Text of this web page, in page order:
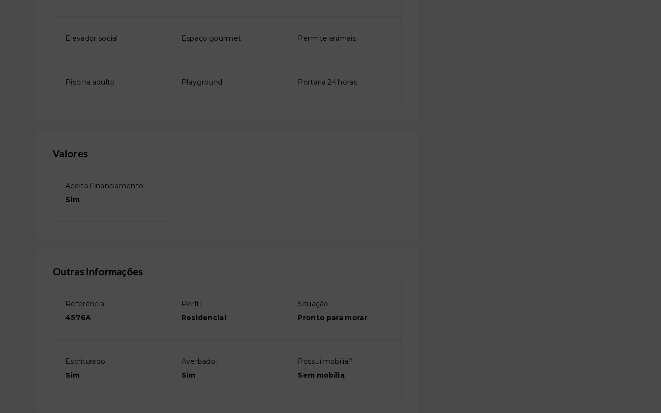
Elevador social Espaço gourmet Permite animais
Piscina adulto Playground Portaria 24 horas
Valores
Aceita Financiamento:
Sim
Outras Informações
Referência:
4576A
Perfil:
Residencial
Situação:
Pronto para morar
Escriturado:
Sim
Averbado:
Sim
Possui mobília?:
Sem mobília